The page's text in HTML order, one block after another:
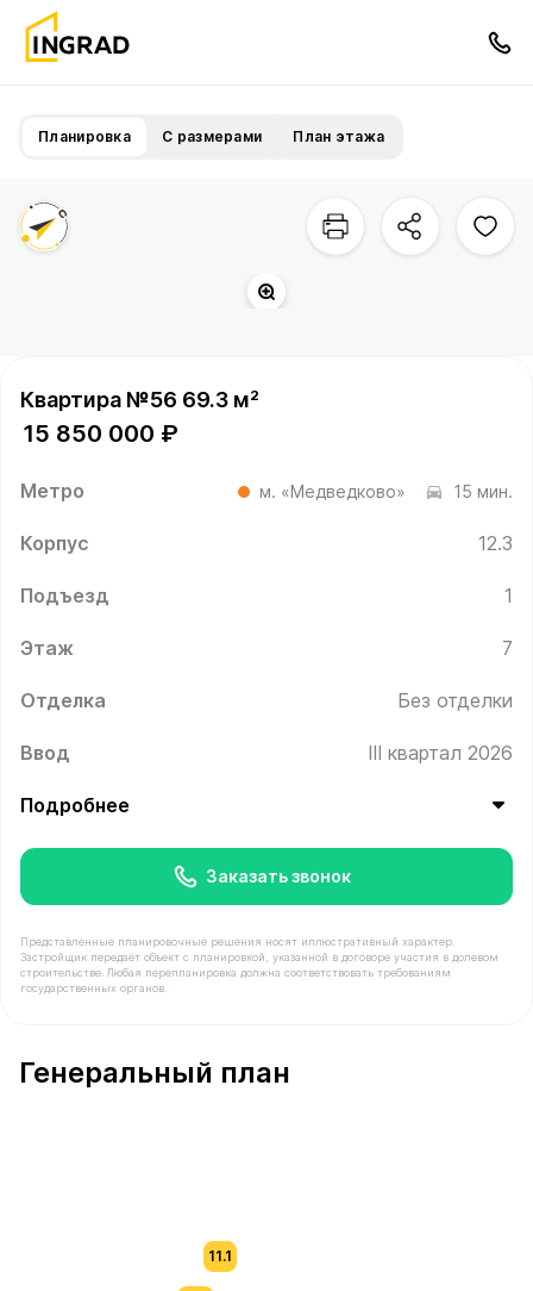
Планировка С размерами План этажа
Квартира №56 69.3 м²
15 850 000 ₽
Метро м. «Медведково» 15 мин.
Корпус 12.3
Подъезд 1
Этаж 7
Отделка Без отделки
Ввод III квартал 2026
Подробнее
Заказать звонок
Представленные планировочные решения носят иллюстративный характер.
Застройщик передаёт объект с планировкой, указанной в договоре участия в долевом
строительстве. Любая перепланировка должна соответствовать требованиям
государственных органов.
Генеральный план
11.1